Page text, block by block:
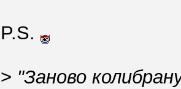
P.S.
> "Заново